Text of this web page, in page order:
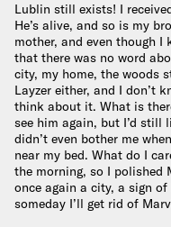
Lublin still exists! I
He’s alive, and so is my
mother, and even though
that there was no word
city, my home, the woods
Layzer either, and I don’t
think about it. What is
see him again, but I’d still
didn’t even bother me
near my bed. What do I
the morning, so I polished
once again a city, a sign
someday I’ll get rid of